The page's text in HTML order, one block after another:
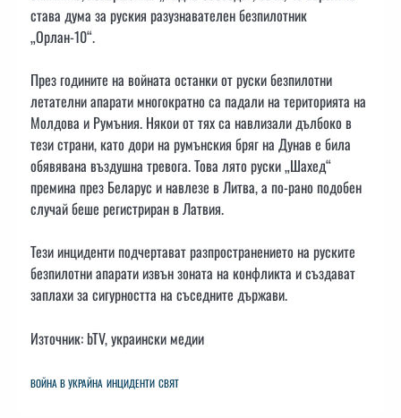
става дума за руския разузнавателен безпилотник
„Орлан-10“.
През годините на войната останки от руски безпилотни
летателни апарати многократно са падали на територията на
Молдова и Румъния. Някои от тях са навлизали дълбоко в
тези страни, като дори на румънския бряг на Дунав е била
обявявана въздушна тревога. Това лято руски „Шахед“
премина през Беларус и навлезе в Литва, а по-рано подобен
случай беше регистриран в Латвия.
Тези инциденти подчертават разпространението на руските
безпилотни апарати извън зоната на конфликта и създават
заплахи за сигурността на съседните държави.
Източник: bTV, украински медии
ВОЙНА В УКРАЙНА ИНЦИДЕНТИ СВЯТ